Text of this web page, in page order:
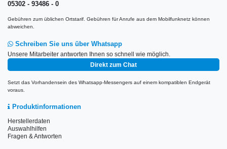
05302 - 93486 - 0
Gebühren zum üblichen Ortstarif. Gebühren für Anrufe aus dem Mobilfunknetz können
abweichen.
Schreiben Sie uns über Whatsapp
Unsere Mitarbeiter antworten Ihnen so schnell wie möglich.
Direkt zum Chat
Setzt das Vorhandensein des Whatsapp-Messengers auf einem kompatiblen Endgerät
voraus.
Produktinformationen
Herstellerdaten
Auswahlhilfen
Fragen & Antworten